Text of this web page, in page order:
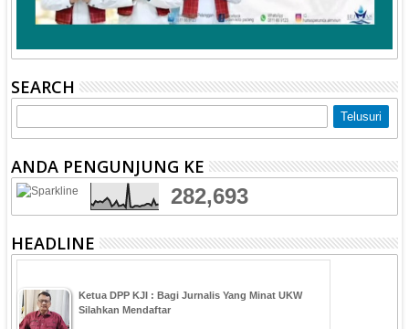
SEARCH
ANDA PENGUNJUNG KE
282,693
HEADLINE
Ketua DPP KJI : Bagi Jurnalis Yang Minat UKW
Silahkan Mendaftar